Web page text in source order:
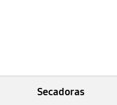
Secadoras